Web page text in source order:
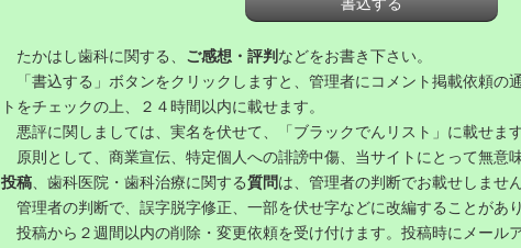
たかはし歯科に関する、 ご感想・評判 などをお書き下さい。
「書込する」ボタンをクリックしますと、管理者にコメント掲載依頼の
トをチェックの上、２４時間以内に載せます。
悪評に関しましては、実名を伏せて、「ブラックでんリスト」に載せます
原則として、商業宣伝、特定個人への誹謗中傷、当サイトにとって無意味
投稿 、歯科医院・歯科治療に関する質問は、管理者の判断でお載せしませ
管理者の判断で、誤字脱字修正、一部を伏せ字などに改編することがあり
投稿から２週間以内の削除・変更依頼を受け付けます。投稿時にメール